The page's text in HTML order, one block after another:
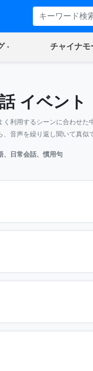
(current) チャイナモ
イベント
利用するシーンに合わせた
音声を繰り返し聞いて真似
、日常会話、慣用句